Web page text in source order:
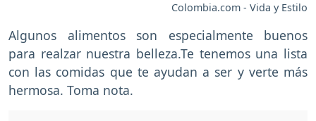
Colombia.com - Vida y Estilo
Algunos alimentos son especialmente buenos
para realzar nuestra belleza.Te tenemos una lista
con las comidas que te ayudan a ser y verte más
hermosa. Toma nota.